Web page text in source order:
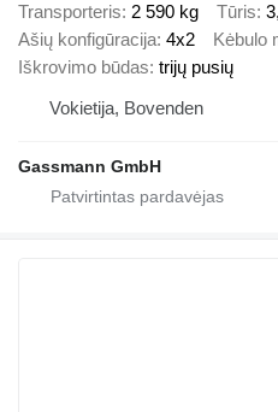
Transporteris 2 590 kg Tūris
Ašių konfigūracija 4x2 Kėbulo
Iškrovimo būdas trijų pusių
Vokietija, Bovenden
Gassmann GmbH